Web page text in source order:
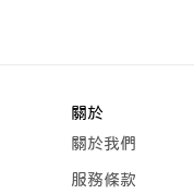
關於
關於我們
服務條款